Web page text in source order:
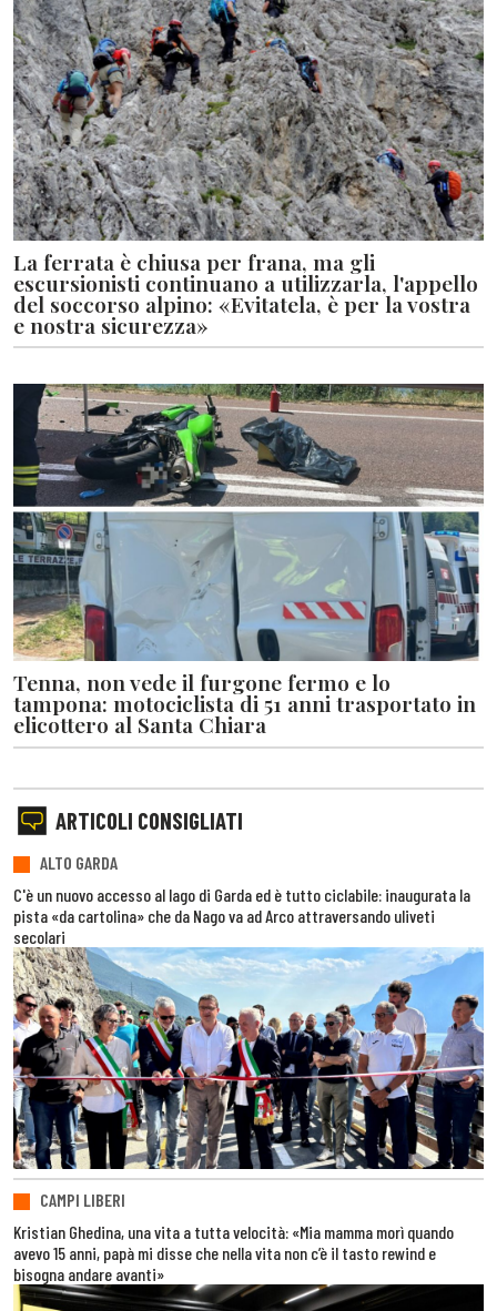
La ferrata è chiusa per frana, ma gli
escursionisti continuano a utilizzarla, l'appello
del soccorso alpino: «Evitatela, è per la vostra
e nostra sicurezza»
Tenna, non vede il furgone fermo e lo
tampona: motociclista di 51 anni trasportato in
elicottero al Santa Chiara
ARTICOLI CONSIGLIATI
ALTO GARDA
C'è un nuovo accesso al lago di Garda ed è tutto ciclabile: inaugurata la
pista «da cartolina» che da Nago va ad Arco attraversando uliveti
secolari
CAMPI LIBERI
Kristian Ghedina, una vita a tutta velocità: «Mia mamma morì quando
avevo 15 anni, papà mi disse che nella vita non c’è il tasto rewind e
bisogna andare avanti»